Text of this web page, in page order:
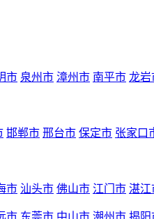
市 泉州市 漳州市 南平市 龙岩
邯郸市 邢台市 保定市 张家口
市 汕头市 佛山市 江门市 湛江
市 东莞市 中山市 潮州市 揭阳